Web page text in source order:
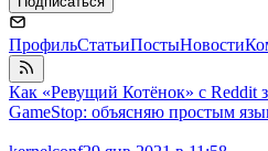
ПрофильСтатьиПостыНовости
Как «Ревущий Котёнок» с Reddit
GameStop: объясняю простым